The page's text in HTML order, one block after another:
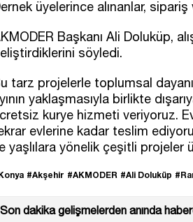
üyelerince alınanlar, sipariş
Başkanı Ali Doluküp,
söyledi.
tarz projelerle toplumsal
yaklaşmasıyla birlikte
kurye hizmeti veriyoruz.
evlerine kadar teslim
yaşlılara yönelik çeşitli projeler
#Akşehir #AKMODER #Ali Doluküp
Son dakika gelişmelerden anında